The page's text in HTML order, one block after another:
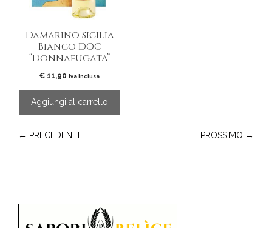
Damarino Sicilia
Bianco DOC
“Donnafugata”
€ 11,90 Iva inclusa
Aggiungi al carrello
← PRECEDENTE PROSSIMO →